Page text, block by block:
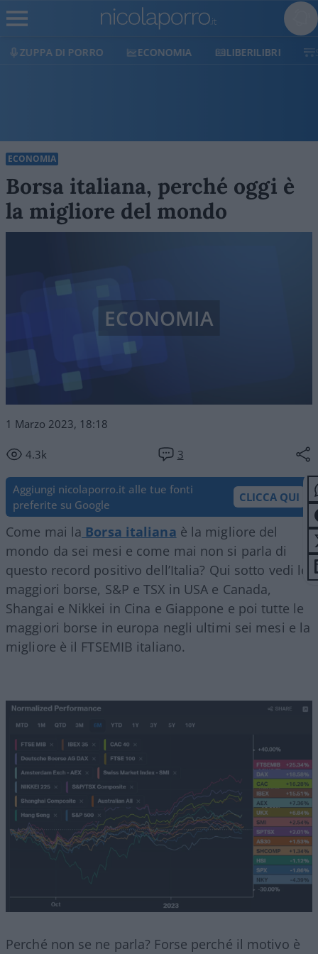
ECONOMIA LIBERILIBRI SHOP SOSTIENICI
ECONOMIA
Borsa italiana, perché oggi è
la migliore del mondo
1 Marzo 2023, 18:18
4.3k 3
ECONOMIA
Aggiungi nicolaporro.it alle tue fonti
preferite su Google
CLICCA QUI
Come mai la Borsa italiana è la migliore del
mondo da sei mesi e come mai non si parla di
questo record positivo dell’Italia? Qui sotto vedi le
maggiori borse, S&P e TSX in USA e Canada,
Shangai e Nikkei in Cina e Giappone e poi tutte le
maggiori borse in europa negli ultimi sei mesi e la
migliore è il FTSEMIB italiano.
Perché non se ne parla? Forse perché il motivo è